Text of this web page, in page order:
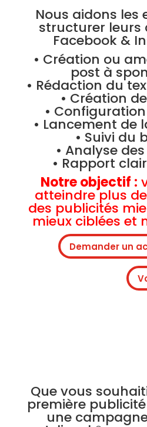
Nous aidons les
structurer leurs
Facebook &
• Création ou
post à
• Rédaction du
• Création
•
• Lancement de
• Suivi du
• Analyse
• Rapport
Notre objectif :
atteindre plus
des publicités
mieux ciblées et
Demander un
Que vous
première
une